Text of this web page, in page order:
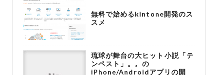
無料で始めるkintone開発のス
スメ
琉球が舞台の大ヒット小説「テ
ンペスト」。。の
iPhone/Androidアプリの開